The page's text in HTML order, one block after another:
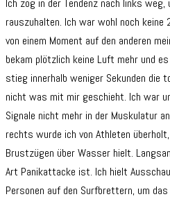
Ich zog in der Tendenz nach links weg,
rauszuhalten. Ich war wohl noch
von einem Moment auf den anderen
bekam plötzlich keine Luft mehr und
stieg innerhalb weniger Sekunden die
nicht was mit mir geschieht. Ich war
Signale nicht mehr in der Muskulatur
rechts wurde ich von Athleten
Brustzügen über Wasser hielt.
Art Panikattacke ist. Ich hielt
Personen auf den Surfbrettern, um